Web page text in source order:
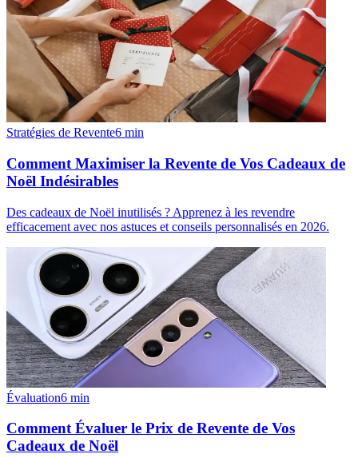
Stratégies de Revente6 min
Comment Maximiser la Revente de Vos Cadeaux de
Noël Indésirables
Des cadeaux de Noël inutilisés ? Apprenez à les revendre
efficacement avec nos astuces et conseils personnalisés en 2026.
Évaluation6 min
Comment Évaluer le Prix de Revente de Vos
Cadeaux de Noël